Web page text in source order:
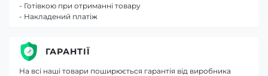
- Готівкою при отриманні товару
- Накладений платіж
ГАРАНТІЇ
На всі наші товари поширюється гарантія від виробника